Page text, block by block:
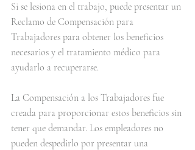
Si se lesiona en el trabajo, puede presentar un
Reclamo de Compensación para
Trabajadores para obtener los beneficios
necesarios y el tratamiento médico para
ayudarlo a recuperarse.
La Compensación a los Trabajadores fue
creada para proporcionar estos beneficios sin
tener que demandar. Los empleadores no
pueden despedirlo por presentar una